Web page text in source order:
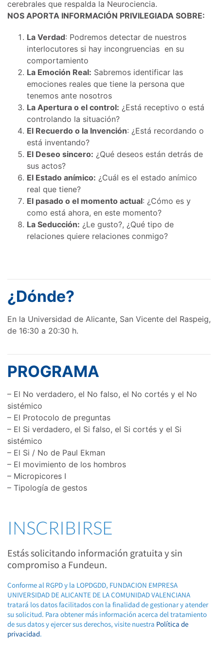
cerebrales que respalda la Neurociencia.
NOS APORTA INFORMACIÓN PRIVILEGIADA SOBRE:
La Verdad: Podremos detectar de nuestros
interlocutores si hay incongruencias en su
comportamiento
La Emoción Real: Sabremos identificar las
emociones reales que tiene la persona que
tenemos ante nosotros
La Apertura o el control: ¿Está receptivo o está
controlando la situación?
El Recuerdo o la Invención: ¿Está recordando o
está inventando?
El Deseo sincero: ¿Qué deseos están detrás de
sus actos?
El Estado anímico: ¿Cuál es el estado anímico
real que tiene?
El pasado o el momento actual: ¿Cómo es y
como está ahora, en este momento?
La Seducción: ¿Le gusto?, ¿Qué tipo de
relaciones quiere relaciones conmigo?
¿Dónde?
En la Universidad de Alicante, San Vicente del Raspeig,
de 16:30 a 20:30 h.
PROGRAMA
– El No verdadero, el No falso, el No cortés y el No
sistémico
– El Protocolo de preguntas
– El Si verdadero, el Si falso, el Si cortés y el Si
sistémico
– El Si / No de Paul Ekman
– El movimiento de los hombros
– Micropicores I
– Tipología de gestos
INSCRIBIRSE
Estás solicitando información gratuita y sin
compromiso a Fundeun.
Conforme al RGPD y la LOPDGDD, FUNDACION EMPRESA
UNIVERSIDAD DE ALICANTE DE LA COMUNIDAD VALENCIANA
tratará los datos facilitados con la finalidad de gestionar y atender
su solicitud. Para obtener más información acerca del tratamiento
de sus datos y ejercer sus derechos, visite nuestra Política de
privacidad.